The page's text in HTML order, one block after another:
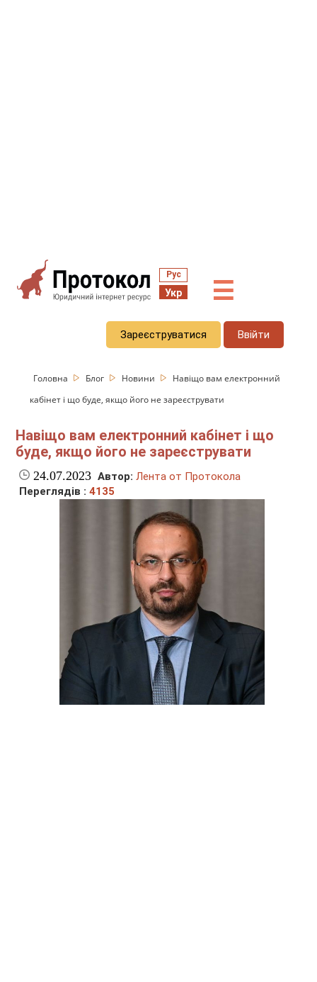
Рус
Укр ☰
Зареєструватися Ввійти
Головна Блог Новини
Навіщо вам електронний
кабінет і що буде, якщо його не зареєструвати
Навіщо вам електронний кабінет і що
буде, якщо його не зареєструвати
24.07.2023 Автор: Лента от Протокола
Переглядів :4135